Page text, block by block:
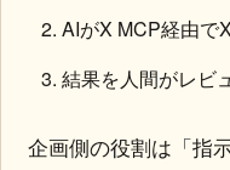
AIがX MCP経由で
結果を人間がレビ
企画側の役割は「指